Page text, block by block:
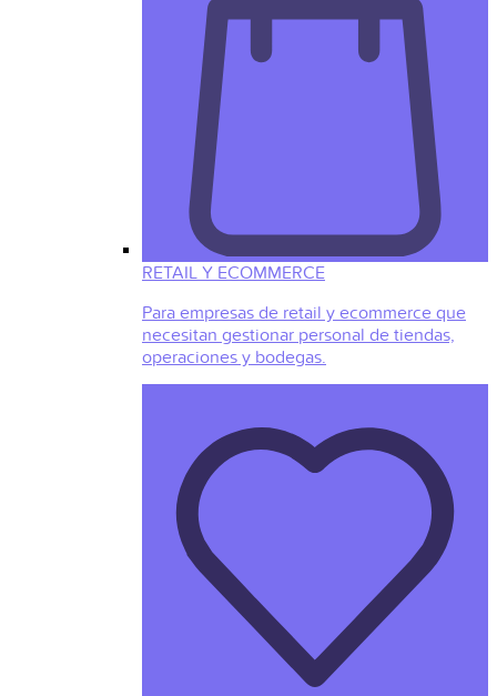
RETAIL Y ECOMMERCE
Para empresas de retail y ecommerce que
necesitan gestionar personal de tiendas,
operaciones y bodegas.